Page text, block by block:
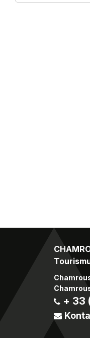
+ 33